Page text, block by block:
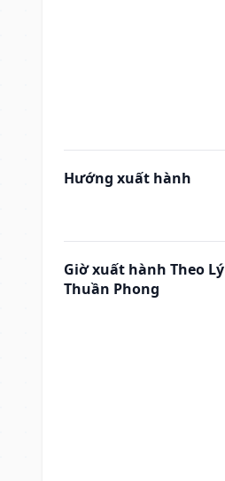
Hướng xuất hành
Giờ xuất hành Theo Lý
Thuần Phong